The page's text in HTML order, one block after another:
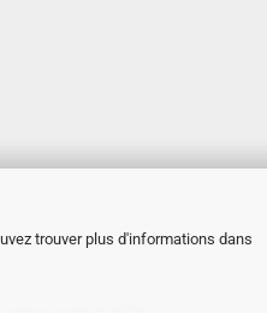
trouver plus d'informations dans